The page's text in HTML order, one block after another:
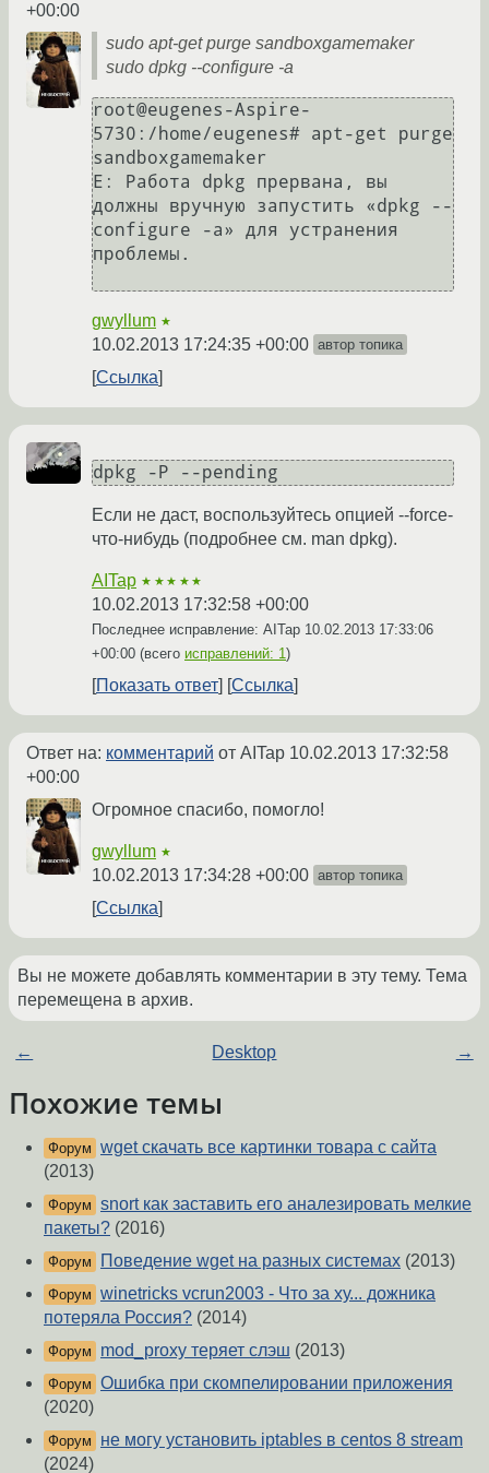
+00:00
sudo apt-get purge sandboxgamemaker
sudo dpkg --configure -a
root@eugenes-Aspire-
5730:/home/eugenes# apt-get purge
sandboxgamemaker
E: Работа dpkg прервана, вы
должны вручную запустить «dpkg --
configure -a» для устранения
проблемы.
gwyllum ★
10.02.2013 17:24:35 +00:00 автор топика
Ссылка
dpkg -P --pending
Если не даст, воспользуйтесь опцией --force-
что-нибудь (подробнее см. man dpkg).
AITap ★★★★★
10.02.2013 17:32:58 +00:00
Последнее исправление: AITap 10.02.2013 17:33:06
+00:00 (всего исправлений: 1)
Показать ответ Ссылка
Ответ на: комментарий от AITap 10.02.2013 17:32:58
+00:00
Огромное спасибо, помогло!
gwyllum ★
10.02.2013 17:34:28 +00:00 автор топика
Ссылка
Вы не можете добавлять комментарии в эту тему. Тема
перемещена в архив.
← Desktop →
Похожие темы
Форум wget скачать все картинки товара с сайта
(2013)
Форум snort как заставить его аналезировать мелкие
пакеты? (2016)
Форум Поведение wget на разных системах (2013)
Форум winetricks vcrun2003 - Что за ху... дожника
потеряла Россия? (2014)
Форум mod_proxy теряет слэш (2013)
Форум Ошибка при скомпелировании приложения
(2020)
Форум
не могу установить iptables в centos 8 stream
(2024)